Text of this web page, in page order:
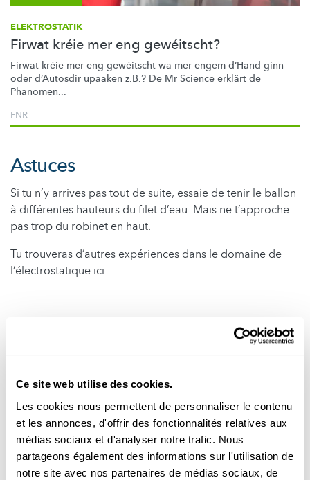
Ce site web utilise des cookies.
Les cookies nous permettent de personnaliser le contenu
et les annonces, d'offrir des fonctionnalités relatives aux
médias sociaux et d'analyser notre trafic. Nous
partageons également des informations sur l'utilisation de
notre site avec nos partenaires de médias sociaux, de
ELEKTROSTATIK
Firwat kréie mer eng gewéitscht?
Firwat kréie mer eng gewéitscht wa mer engem d’Hand ginn
oder d’Autosdir upaaken z.B.? De Mr Science erklärt de
Phänomen...
FNR
Astuces
Si tu n’y arrives pas tout de suite, essaie de tenir le ballon
à différentes hauteurs du filet d’eau. Mais ne t’approche
pas trop du robinet en haut.
Tu trouveras d’autres expériences dans le domaine de
l’électrostatique ici :